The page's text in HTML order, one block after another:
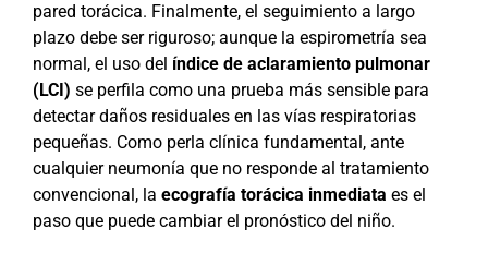
pared torácica. Finalmente, el seguimiento a largo
plazo debe ser riguroso; aunque la espirometría sea
normal, el uso del índice de aclaramiento pulmonar
(LCI) se perfila como una prueba más sensible para
detectar daños residuales en las vías respiratorias
pequeñas. Como perla clínica fundamental, ante
cualquier neumonía que no responde al tratamiento
convencional, la ecografía torácica inmediata es el
paso que puede cambiar el pronóstico del niño.